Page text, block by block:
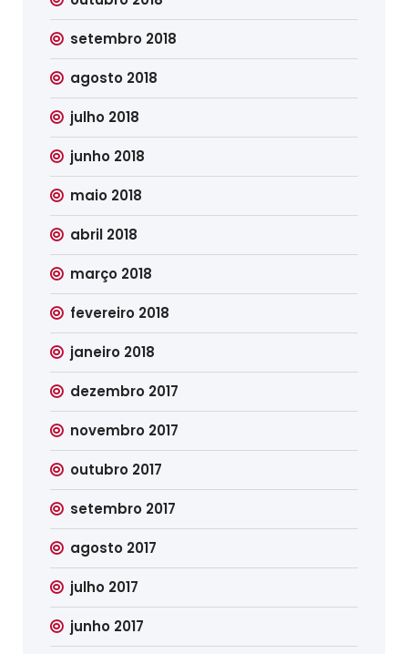
setembro 2018
agosto 2018
julho 2018
junho 2018
maio 2018
abril 2018
março 2018
fevereiro 2018
janeiro 2018
dezembro 2017
novembro 2017
outubro 2017
setembro 2017
agosto 2017
julho 2017
junho 2017